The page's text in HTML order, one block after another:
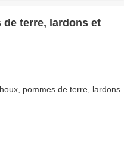
de terre, lardons et